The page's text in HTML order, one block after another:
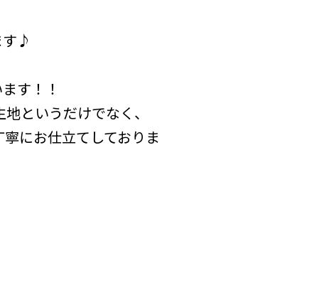
す♪
す！！
というだけでなく、
にお仕立てしておりま